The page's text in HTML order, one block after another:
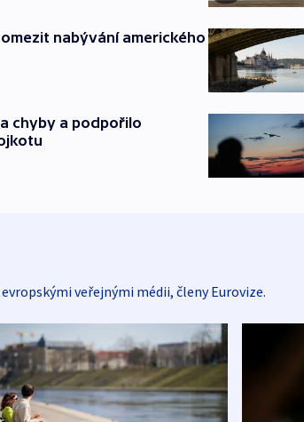
nabývání amerického
chyby a podpořilo
veřejnými médii, členy Eurovize.